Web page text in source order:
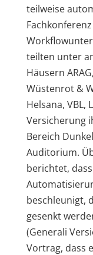
teilweise
teilten unter
Häusern
Wüstenrot &
Helsana,
Versicherung
Bereich
Auditorium.
berichtet,
beschleunigt,
gesenkt
(Generali
Vortrag, dass